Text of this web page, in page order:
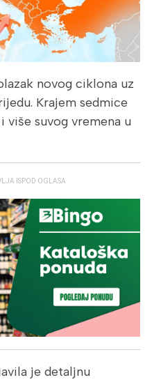
novog ciklona uz
Krajem sedmice
više suvog vremena u
ISPOD OGLASA
je detaljnu